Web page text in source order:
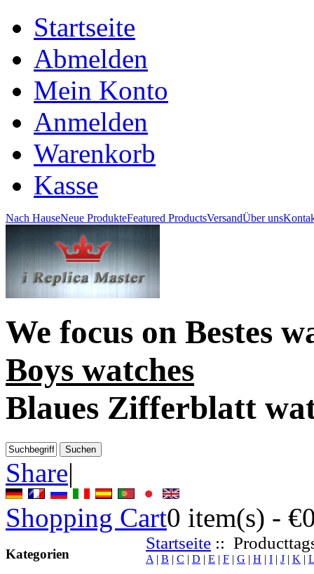
Startseite
Abmelden
Mein Konto
Anmelden
Warenkorb
Kasse
Nach HauseNeue ProdukteFeatured ProductsVersandÜber uns
We focus on Bestes
Boys watches
Blaues Zifferblatt
Share|
Shopping Cart0 item(s) -
Kategorien
Startseite ::
A | B | C | D | E | F | G | H | I | J | K | L